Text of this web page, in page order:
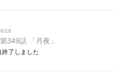
16
349話 「月夜」
終了しました